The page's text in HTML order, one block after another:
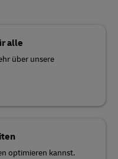
alle
über unsere
optimieren kannst.